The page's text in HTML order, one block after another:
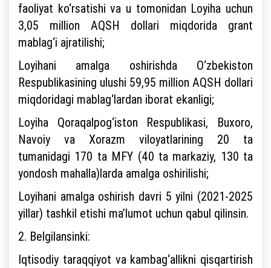
faoliyat ko‘rsatishi va u tomonidan Loyiha uchun
3,05 million AQSH dollari miqdorida grant
mablag‘i ajratilishi;
Loyihani amalga oshirishda O‘zbekiston
Respublikasining ulushi 59,95 million AQSH dollari
miqdoridagi mablag‘lardan iborat ekanligi;
Loyiha Qoraqalpog‘iston Respublikasi, Buxoro,
Navoiy va Xorazm viloyatlarining 20 ta
tumanidagi 170 ta MFY (40 ta markaziy, 130 ta
yondosh mahalla)larda amalga oshirilishi;
Loyihani amalga oshirish davri 5 yilni (2021-2025
yillar) tashkil etishi ma’lumot uchun qabul qilinsin.
2. Belgilansinki:
Iqtisodiy taraqqiyot va kambag‘allikni qisqartirish